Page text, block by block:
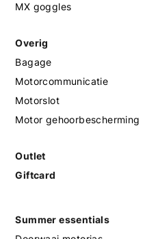
MX goggles
Overig
Bagage
Motorcommunicatie
Motorslot
Motor gehoorbescherming
Outlet
Giftcard
Summer essentials